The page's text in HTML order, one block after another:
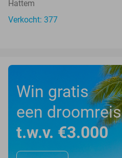
Hattem
Verkocht: 377
Win gratis
een droomreis
t.w.v. €3.000